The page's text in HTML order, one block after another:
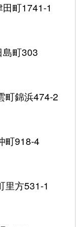
町1741-1
島町303
町錦浜474-2
町918-4
里方531-1